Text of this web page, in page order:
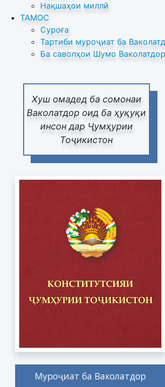
Нақшаҳои миллӣ
ТАМОС
Суроға
Тартиби муроҷиат ба
Ба саволҳои Шумо
Хуш омадед ба сомонаи
Ваколатдор оид ба ҳуқуқи
инсон дар Ҷумҳурии
Тоҷикистон
Муроҷиат ба Ваколатдор